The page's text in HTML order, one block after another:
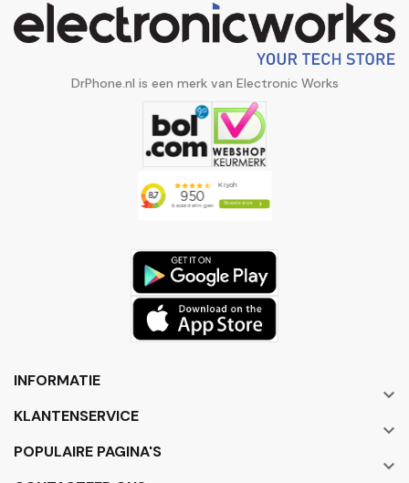
DrPhone.nl is een merk van Electronic Works
INFORMATIE

KLANTENSERVICE

POPULAIRE PAGINA'S
